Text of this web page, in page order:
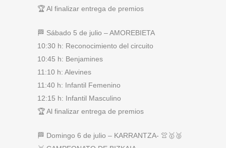
🏆 Al finalizar entrega de premios
🏁 Sábado 5 de julio – AMOREBIETA
10:30 h: Reconocimiento del circuito
10:45 h: Benjamines
11:10 h: Alevines
11:40 h: Infantil Femenino
12:15 h: Infantil Masculino
🏆 Al finalizar entrega de premios
🏁 Domingo 6 de julio – KARRANTZA- 👚🥇🥈